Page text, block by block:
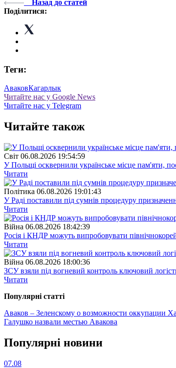
Назад до статей
Поділитися:
Теги:
АваковКагарлык
Читайте нас у Google News
Читайте нас у Telegram
Читайте також
Свiт 06.08.2026 19:54:59
У Польщі осквернили українське місце пам'яти,
Читати
Полiтика 06.08.2026 19:01:43
У Раді поставили під сумнів процедуру
Читати
Війна 06.08.2026 18:42:39
Росія і КНДР можуть випробовувати
Читати
Війна 06.08.2026 18:00:36
ЗСУ взяли під вогневий контроль ключовий
Читати
Популярнi статтi
Аваков – Зеленскому о возможности оккупации
Галушко назвали местью Авакова
Популярнi новини
07.08